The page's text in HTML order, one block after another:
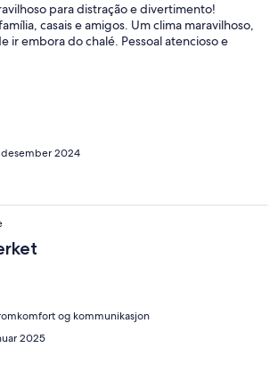
para distração e divertimento!
casais e amigos. Um clima maravilhoso,
ir embora do chalé. Pessoal atencioso e
2024
og kommunikasjon
2025